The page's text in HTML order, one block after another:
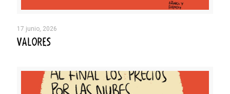
17 junio, 2026
VALORES